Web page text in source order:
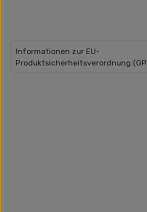
Informationen zur EU-
Produktsicherheitsverordnung